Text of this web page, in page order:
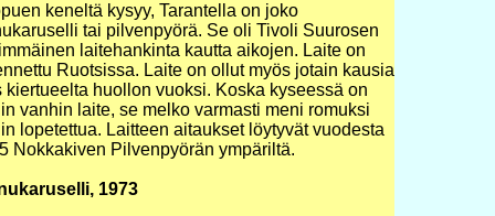
keneltä kysyy, Tarantella on joko
tai pilvenpyörä. Se oli Tivoli Suurosen
laitehankinta kautta aikojen. Laite on
Ruotsissa. Laite on ollut myös jotain kausia
kiertueelta huollon vuoksi. Koska kyseessä on
vanhin laite, se melko varmasti meni romuksi
lopetettua. Laitteen aitaukset löytyvät vuodesta
Nokkakiven Pilvenpyörän ympäriltä.
1973